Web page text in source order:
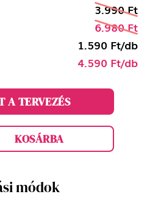
3.990 Ft
6.980 Ft
1.590 Ft/db
4.590 Ft/db
A TERVEZÉS
KOSÁRBA
módok